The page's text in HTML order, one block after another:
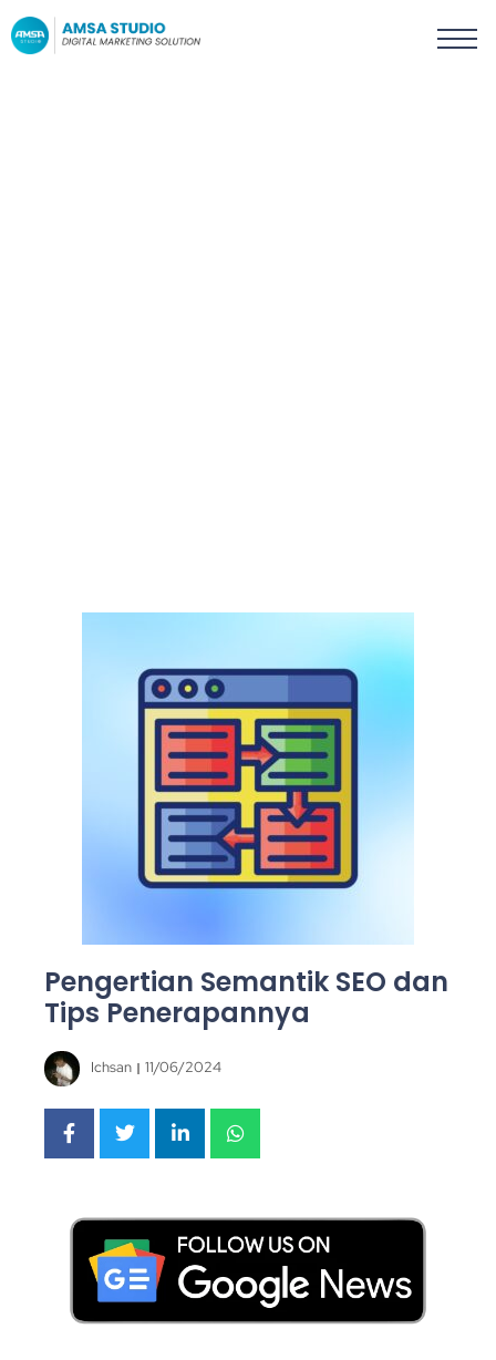
Pengertian Semantik SEO dan
Tips Penerapannya
Ichsan 11/06/2024